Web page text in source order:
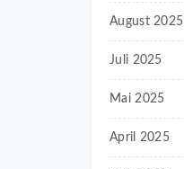
August 2025
Juli 2025
Mai 2025
April 2025